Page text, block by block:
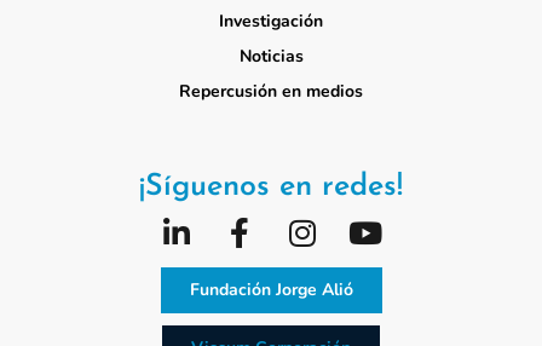
Investigación
Noticias
Repercusión en medios
¡Síguenos en redes!
Fundación Jorge Alió